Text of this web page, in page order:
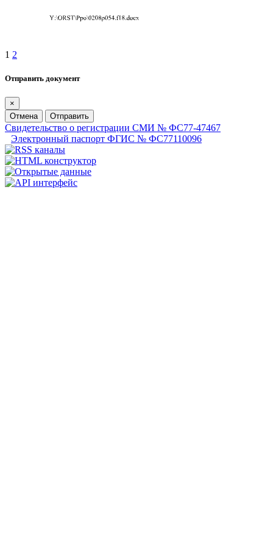
1 2
Отправить документ
×
Отмена
Отправить
Свидетельство о регистрации СМИ № ФС77-47467
Электронный паспорт ФГИС № ФС77110096